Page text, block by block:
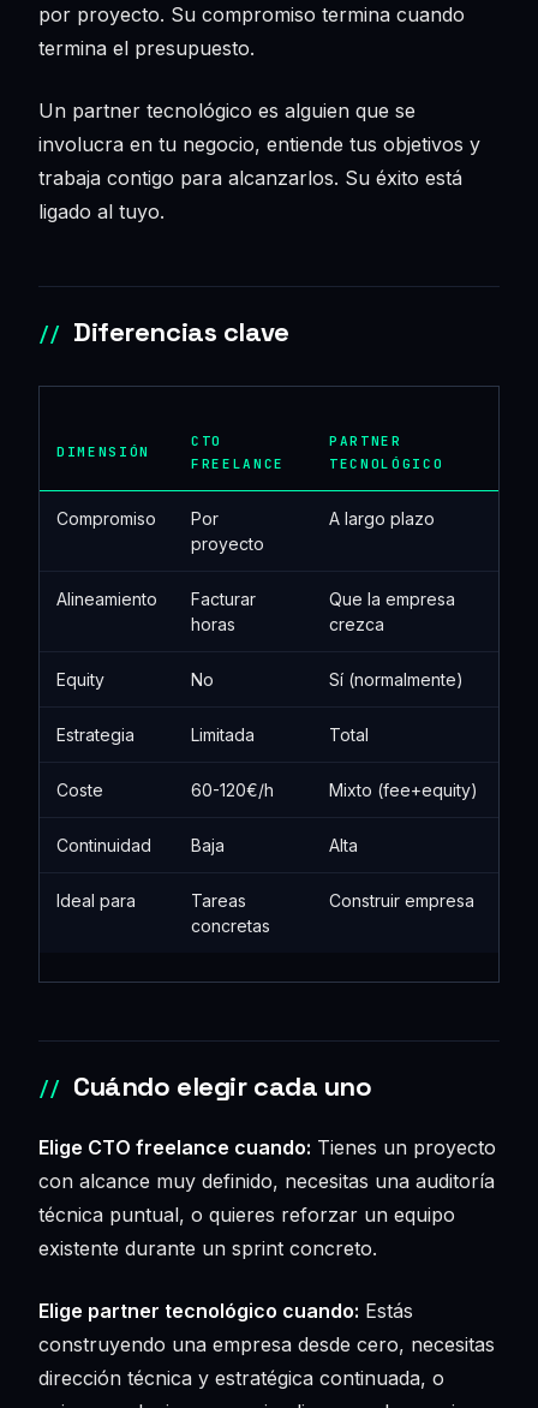
por proyecto. Su compromiso termina cuando
termina el presupuesto.
Un partner tecnológico es alguien que se
involucra en tu negocio, entiende tus objetivos y
trabaja contigo para alcanzarlos. Su éxito está
ligado al tuyo.
Diferencias clave
DIMENSIÓN
CTO
FREELANCE
PARTNER
TECNOLÓGICO
Compromiso
Por
proyecto
A largo plazo
Alineamiento
Facturar
horas
Que la empresa
crezca
Equity No Sí (normalmente)
Estrategia Limitada Total
Coste 60-120€/h Mixto (fee+equity)
Continuidad Baja Alta
Ideal para
Tareas
concretas
Construir empresa
Cuándo elegir cada uno
Elige CTO freelance cuando: Tienes un proyecto
con alcance muy definido, necesitas una auditoría
técnica puntual, o quieres reforzar un equipo
existente durante un sprint concreto.
Elige partner tecnológico cuando: Estás
construyendo una empresa desde cero, necesitas
dirección técnica y estratégica continuada, o